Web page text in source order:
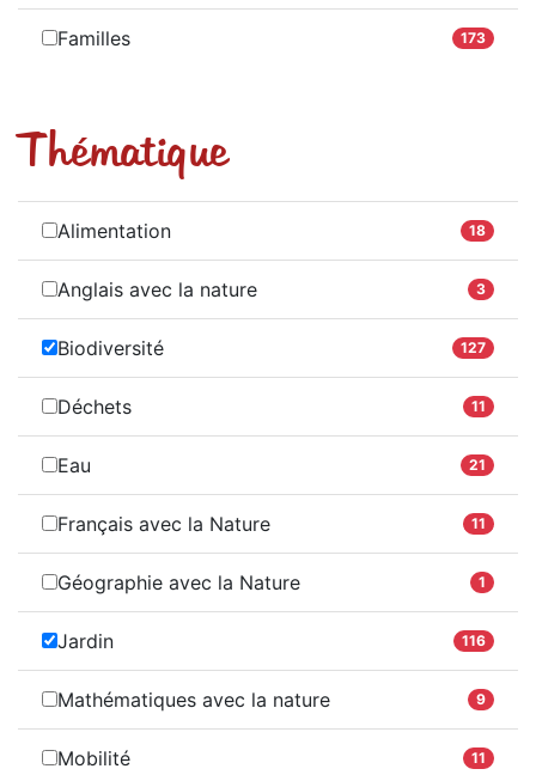
Familles 173
Thématique
Alimentation 18
Anglais avec la nature 3
Biodiversité 127
Déchets 11
Eau 21
Français avec la Nature 11
Géographie avec la Nature 1
Jardin 116
Mathématiques avec la nature 9
Mobilité 11